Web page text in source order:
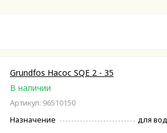
Grundfos Насос SQE 2 - 35
В наличии
Артикул: 96510150
Назначение для